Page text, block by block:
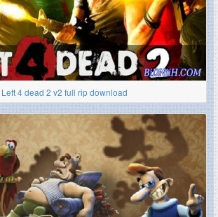
Left 4 dead 2 v2 full rip download